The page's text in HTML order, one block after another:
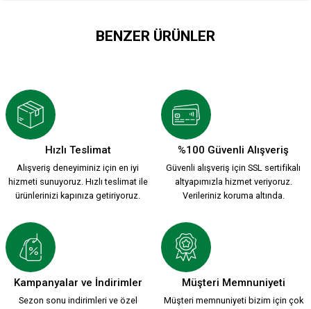
BENZER ÜRÜNLER
1.912,00 TL
HUMMEL PARÇALI FUTBOL
1.699,90 TL
HUMMEL ZÜBEYDE ANA FUTBOL HUMMEL BEYAZ FUTBOL
Hızlı Teslimat
Alışveriş deneyiminiz için en iyi
hizmeti sunuyoruz. Hızlı teslimat ile
ürünlerinizi kapınıza getiriyoruz.
%100 Güvenli Alışveriş
Güvenli alışveriş için SSL sertifikalı
altyapımızla hizmet veriyoruz.
Verileriniz koruma altında.
Kampanyalar ve İndirimler
Sezon sonu indirimleri ve özel
Müşteri Memnuniyeti
Müşteri memnuniyeti bizim için çok